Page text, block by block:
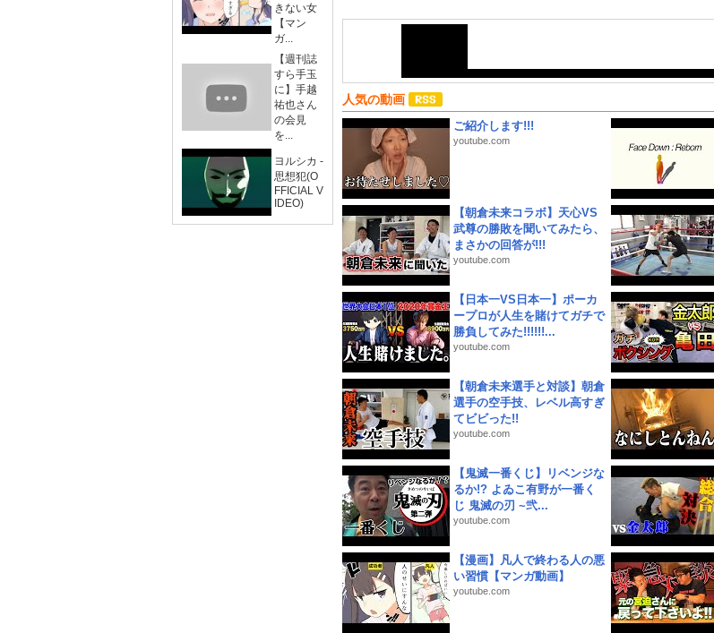
きない女
【マン
ガ...
【週刊誌
すら手玉
に】手越
祐也さん
の会見
を...
ヨルシカ -
思想犯(O
FFICIAL V
IDEO)
人気の動画
ご紹介します!!!
youtube.com
【朝倉未来コラボ】天心VS
武尊の勝敗を聞いてみたら、
まさかの回答が!!!
youtube.com
【日本一VS日本一】ポーカ
ープロが人生を賭けてガチで
勝負してみた!!!!!!...
youtube.com
【朝倉未来選手と対談】朝倉
選手の空手技、レベル高すぎ
てビビった!!
youtube.com
【鬼滅一番くじ】リベンジな
るか!? よゐこ有野が一番く
じ 鬼滅の刃 ~弐...
youtube.com
【漫画】凡人で終わる人の悪
い習慣【マンガ動画】
youtube.com